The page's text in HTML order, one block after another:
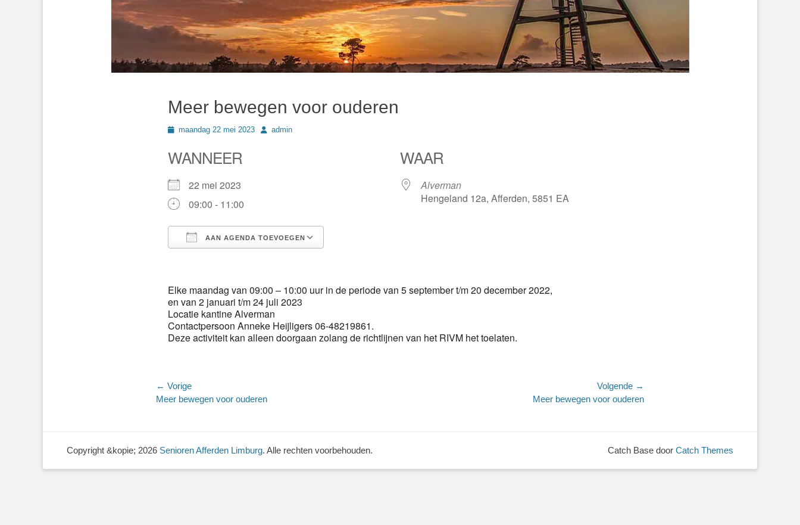
Meer bewegen voor ouderen
Geplaatst
maandag 22 mei 2023 Authoradmin
WANNEER
22 mei 2023
09:00 - 11:00
AAN AGENDA TOEVOEGEN
WAAR
Alverman
Hengeland 12a, Afferden, 5851 EA
Elke maandag van 09:00 – 10:00 uur in de periode van 5 september t/m 20 december 2022,
en van 2 januari t/m 24 juli 2023
Locatie kantine Alverman
Contactpersoon Anneke Heijligers 06-48219861.
Deze activiteit kan alleen doorgaan zolang de richtlijnen van het RIVM het toelaten.
Bericht
navigatie
← Vorige
Vorig
Meer bewegen voor ouderen
Volgende →
Meer bewegen voor ouderen
Copyright &kopie; 2026 Senioren Afferden Limburg. Alle rechten voorbehouden. Catch Base door Catch Themes